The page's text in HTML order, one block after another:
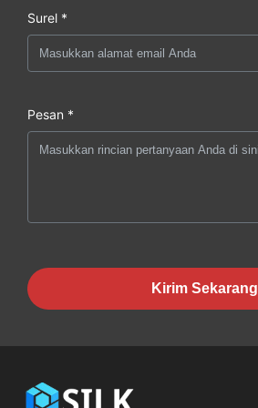
Surel *
Pesan *
Kirim Sekarang